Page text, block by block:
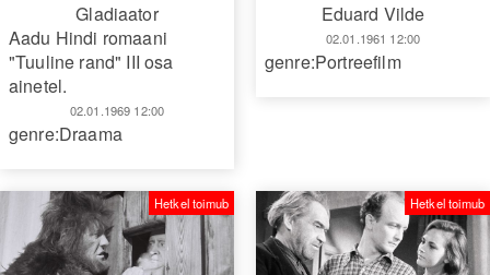
Gladiaator
Aadu Hindi romaani
"Tuuline rand" III osa
ainetel.
02.01.1969 12:00
genre:Draama
Eduard Vilde
02.01.1961 12:00
genre:Portreefilm
Hetkel toimub Hetkel toimub